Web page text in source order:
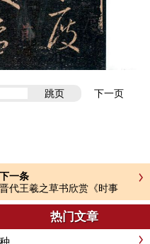
跳页 下一页
下一条
晋代王羲之草书欣赏《时事
帖》
热门文章